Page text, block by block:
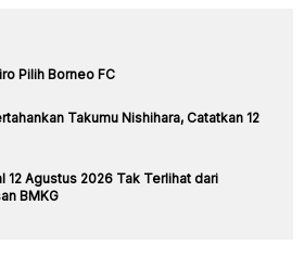
Pilih Borneo FC
Takumu Nishihara, Catatkan 12
12 Agustus 2026 Tak Terlihat dari
BMKG